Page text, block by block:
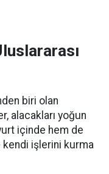
biri olan
alacakları yoğun
içinde hem de
kendi işlerini kurma